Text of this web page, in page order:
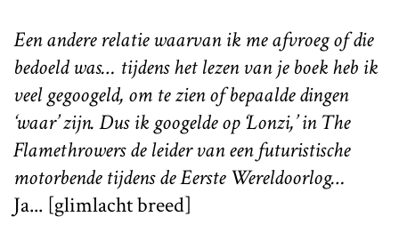
Een andere relatie waarvan ik me afvroeg of die
bedoeld was… tijdens het lezen van je boek heb ik
veel gegoogeld, om te zien of bepaalde dingen
‘waar’ zijn. Dus ik googelde op ‘Lonzi,’ in The
Flamethrowers de leider van een futuristische
motorbende tijdens de Eerste Wereldoorlog…
Ja... [glimlacht breed]